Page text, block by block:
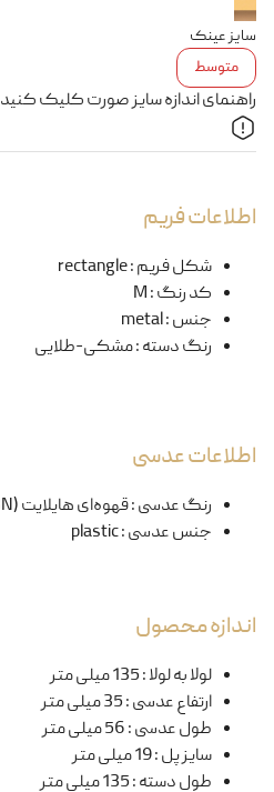
سایز عینک
متوسط
راهنمای اندازه سایز صورت کلیک کنید
اطلاعات فریم
شکل فریم:
rectangle
کد رنگ:
M
جنس:
metal
رنگ دسته:مشکی-طلایی
اطلاعات عدسی
رنگ عدسی:قهوه‌ای هایلایت (CAT 3N)
جنس عدسی:
plastic
اندازه محصول
لولا به لولا:135 میلی متر
ارتفاع عدسی:35 میلی متر
طول عدسی:56 میلی متر
سایز پل:19 میلی متر
طول دسته:135 میلی متر